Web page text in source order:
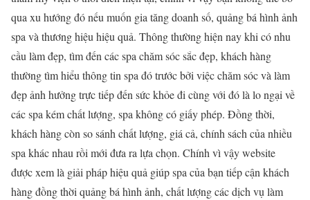
qua xu hướng đó nếu muốn gia tăng doanh số, quảng bá hình ảnh
spa và thương hiệu hiệu quả. Thông thường hiện nay khi có nhu
cầu làm đẹp, tìm đến các spa chăm sóc sắc đẹp, khách hàng
thường tìm hiểu thông tin spa đó trước bởi việc chăm sóc và làm
đẹp ảnh hưởng trực tiếp đến sức khỏe đi cùng với đó là lo ngại về
các spa kém chất lượng, spa không có giấy phép. Đồng thời,
khách hàng còn so sánh chất lượng, giá cả, chính sách của nhiều
spa khác nhau rồi mới đưa ra lựa chọn. Chính vì vậy website
được xem là giải pháp hiệu quả giúp spa của bạn tiếp cận khách
hàng đồng thời quảng bá hình ảnh, chất lượng các dịch vụ làm